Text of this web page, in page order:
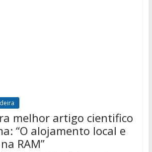
melhor artigo cientifico
“O alojamento local e
RAM”